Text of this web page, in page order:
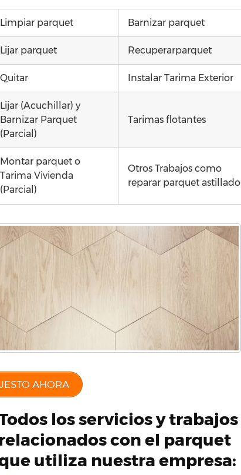
Limpiar parquet Barnizar parquet
Lijar parquet Recuperarparquet
Quitar Instalar Tarima Exterior
Lijar (Acuchillar) y
Barnizar Parquet
(Parcial)
Tarimas flotantes
Montar parquet o
Tarima Vivienda
(Parcial)
Otros Trabajos como
reparar parquet astillado
AHORA
los servicios y trabajos
relacionados con el parquet
utiliza nuestra empresa: